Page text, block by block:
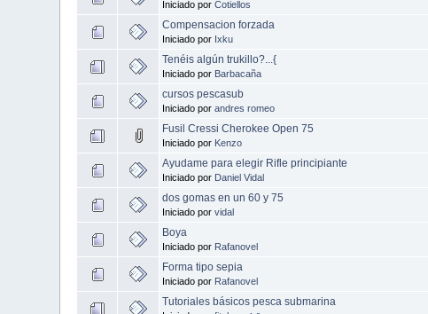
Iniciado porCotiellos
Compensacion forzada
Iniciado por Ixku
Tenéis algún trukillo?...{
Iniciado por Barbacaña
cursos pescasub
Iniciado porandres romeo
Fusil Cressi Cherokee Open 75
Iniciado por Kenzo
Ayudame para elegir Rifle principiante
Iniciado por Daniel Vidal
dos gomas en un 60 y 75
Iniciado porvidal
Boya
Iniciado por Rafanovel
Forma tipo sepia
Iniciado por Rafanovel
Tutoriales básicos pesca submarina